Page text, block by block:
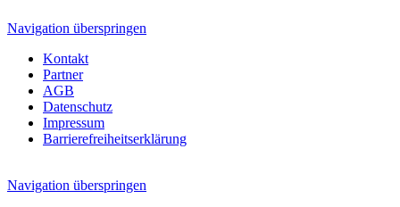
Navigation überspringen
Kontakt
Partner
AGB
Datenschutz
Impressum
Barrierefreiheitserklärung
Navigation überspringen